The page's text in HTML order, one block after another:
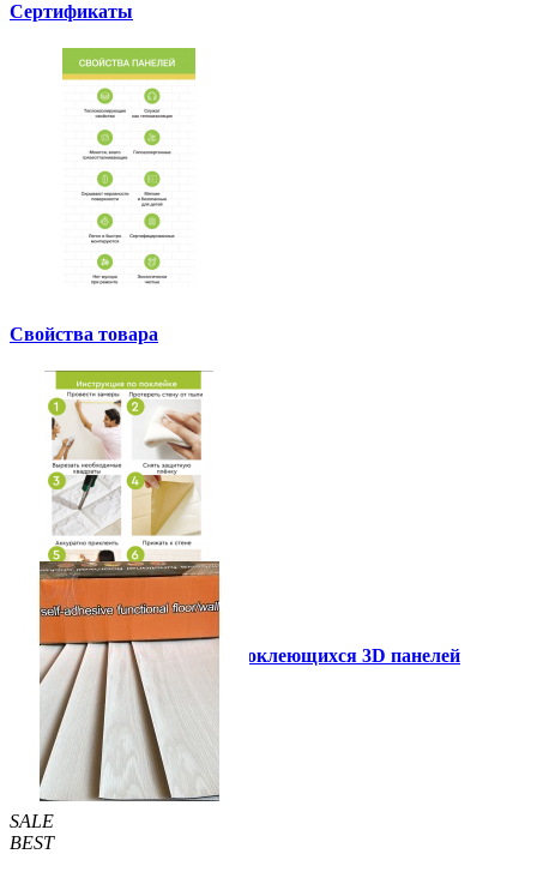
Сертификаты
Свойства товара
Инструкция установки самоклеющихся 3D панелей
Другие так же купили
SALE
BEST